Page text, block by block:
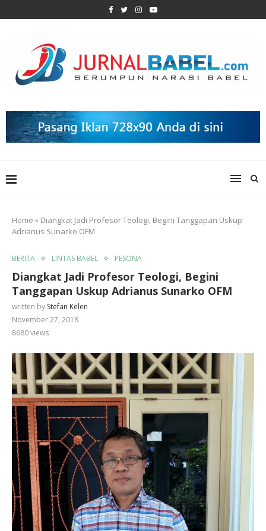
Home » Diangkat Jadi Profesor Teologi, Begini Tanggapan Uskup
Adrianus Sunarko OFM
BERITA LINTAS BABEL PESONA
Diangkat Jadi Profesor Teologi, Begini
Tanggapan Uskup Adrianus Sunarko OFM
written by Stefan Kelen
November 27, 2018
8680views